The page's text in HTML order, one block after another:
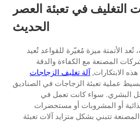
التغليف في تعبئة العصر
الحديث
تُعد الأتمتة ميزة مُغيّرة للقواعد تُعيد
المصنعة مع الكفاءة والدقة
الابتكارات, آلة تغليف الزجاجات
عملية تعبئة الزجاجات في الصناديق
البشري. سواء كانت تعمل في
أو المشروبات أو مستحضرات
تتبني بشكل متزايد آلات تعبئة